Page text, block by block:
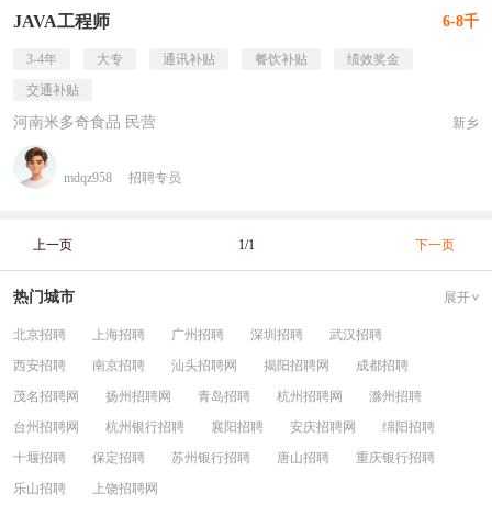
JAVA工程师 6-8千
3-4年 大专 通讯补贴 餐饮补贴
绩效奖金
交通补贴
河南米多奇食品 民营 新乡
mdqz958 招聘专员
上一页 1/1 下一页
热门城市 展开
北京招聘 上海招聘 广州招聘 深圳招聘
武汉招聘
西安招聘
南京招聘 汕头招聘网 揭阳招聘网
成都招聘
茂名招聘网
扬州招聘网 青岛招聘 杭州招聘网
滁州招聘
台州招聘网
杭州银行招聘 襄阳招聘 安庆招聘网
绵阳招聘
十堰招聘
保定招聘 苏州银行招聘 唐山招聘
重庆银行招聘
乐山招聘
上饶招聘网